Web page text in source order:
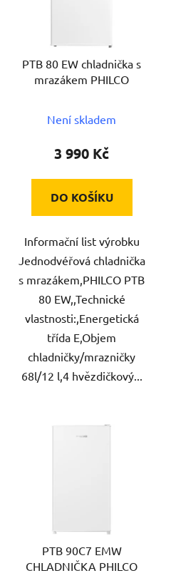
PTB 80 EW chladnička s
mrazákem PHILCO
Není skladem
3 990 Kč
DO KOŠÍKU
Informační list výrobku
Jednodvéřová chladnička
s mrazákem,PHILCO PTB
80 EW,,Technické
vlastnosti:,Energetická
třída E,Objem
chladničky/mrazničky
68l/12 l,4 hvězdičkový...
PTB 90C7 EMW
CHLADNIČKA PHILCO